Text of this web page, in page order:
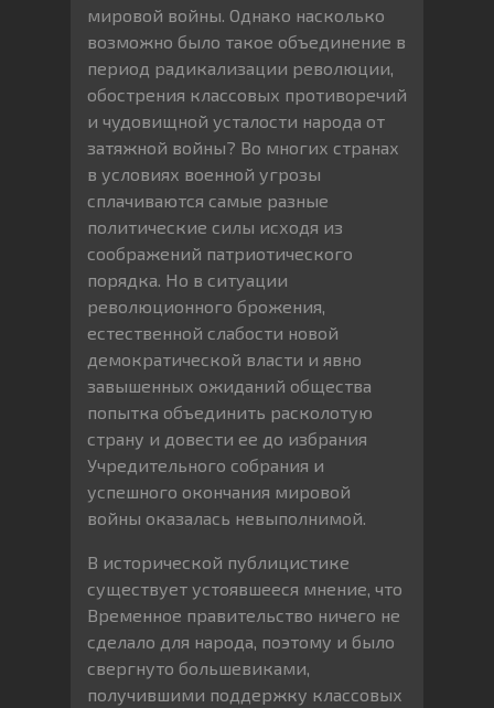
мировой войны. Однако насколько
возможно было такое объединение в
период радикализации революции,
обострения классовых противоречий
и чудовищной усталости народа от
затяжной войны? Во многих странах
в условиях военной угрозы
сплачиваются самые разные
политические силы исходя из
соображений патриотического
порядка. Но в ситуации
революционного брожения,
естественной слабости новой
демократической власти и явно
завышенных ожиданий общества
попытка объединить расколотую
страну и довести ее до избрания
Учредительного собрания и
успешного окончания мировой
войны оказалась невыполнимой.
В исторической публицистике
существует устоявшееся мнение, что
Временное правительство ничего не
сделало для народа, поэтому и было
свергнуто большевиками,
получившими поддержку классовых